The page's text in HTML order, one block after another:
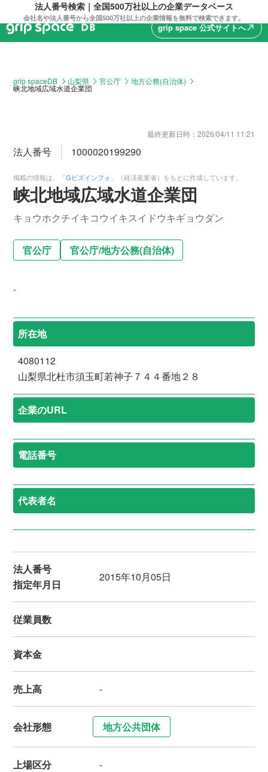
法人番号検索｜全国500万社以上の企業データベース
会社名や法人番号から全国500万社以上の企業情報を無料で検索できます。
grip space 公式サイトへnorth_east
grip spaceDB 山梨県 官公庁 地方公務(自治体)
峡北地域広域水道企業団
最終更新日時： 2026/04/11 11:21
法人番号 1000020199290
掲載の情報は、「Gビズインフォ 」（経済産業省）をもとに作成しています。
峡北地域広域水道企業団
キョウホクチイキコウイキスイドウキギョウダン
官公庁 官公庁/地方公務(自治体)
-
所在地
4080112
山梨県北杜市須玉町若神子７４４番地２８
企業のURL
電話番号
代表者名
法人番号
指定年月日
2015年10月05日
従業員数
資本金
売上高 -
会社形態 地方公共団体
上場区分 -